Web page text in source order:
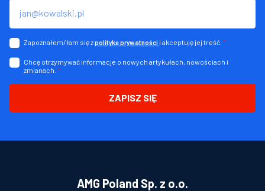
Zapoznałem/łam się zpolityką prywatności i akceptuję jej treść. *
Chcę otrzymywać informacje o nowych artykułach, nowościach i
zmianach. *
ZAPISZ SIĘ
AMG Poland Sp. z o.o.